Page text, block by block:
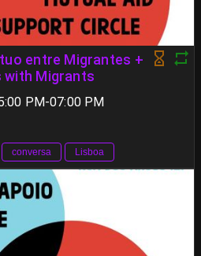
entre Migrantes +
with Migrants
PM-07:00 PM
conversa Lisboa